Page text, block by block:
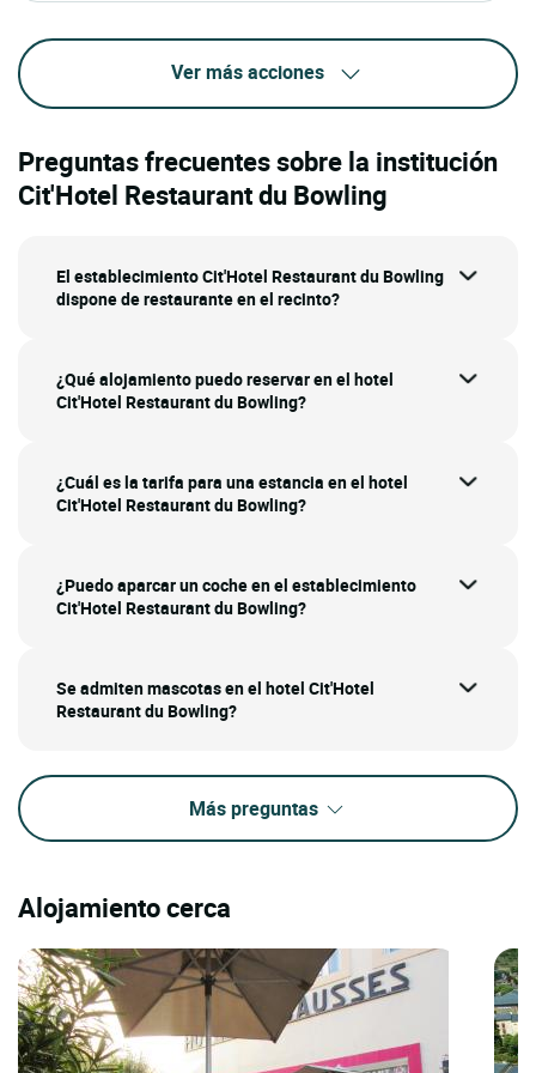
Ver más acciones
Preguntas frecuentes sobre la institución
Cit'Hotel Restaurant du Bowling
El establecimiento Cit'Hotel Restaurant du Bowling
dispone de restaurante en el recinto?
¿Qué alojamiento puedo reservar en el hotel
Cit'Hotel Restaurant du Bowling?
¿Cuál es la tarifa para una estancia en el hotel
Cit'Hotel Restaurant du Bowling?
¿Puedo aparcar un coche en el establecimiento
Cit'Hotel Restaurant du Bowling?
Se admiten mascotas en el hotel Cit'Hotel
Restaurant du Bowling?
Más preguntas
Alojamiento cerca